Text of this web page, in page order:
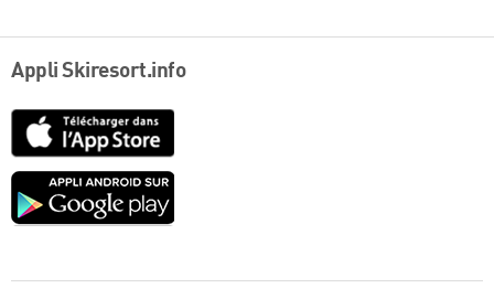
Appli Skiresort.info
Google